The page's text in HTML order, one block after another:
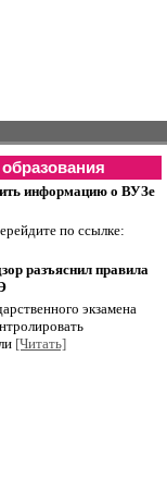
информацию о ВУЗе
по ссылке:
разъяснил правила
экзамена
[Читать]